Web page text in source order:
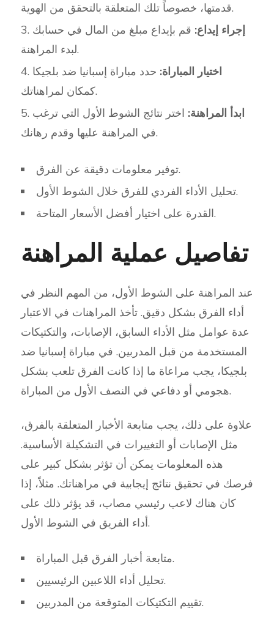
قدمتها، خصوصاً تلك المتعلقة بالتحقق من الهوية.
إجراء إيداع: قم بإيداع مبلغ من المال في حسابك
لبدء المراهنة.
اختيار المباراة: حدد مباراة إسبانيا ضد بلجيكا
كمكان لمراهناتك.
ابدأ المراهنة: اختر نتائج الشوط الأول التي ترغب
في المراهنة عليها وقدم رهانك.
توفير معلومات دقيقة عن الفرق.
تحليل الأداء الفردي للفرق خلال الشوط الأول.
القدرة على اختيار أفضل الأسعار المتاحة.
تفاصيل عملية المراهنة
عند المراهنة على الشوط الأول، من المهم النظر في
أداء الفرق بشكل دقيق. تأخذ المراهنات في الاعتبار
عدة عوامل مثل الأداء السابق، الإصابات، والتكتيكات
المستخدمة من قبل المدربين. في مباراة إسبانيا ضد
بلجيكا، يجب مراعاة ما إذا كانت الفرق تلعب بشكل
هجومي أو دفاعي في النصف الأول من المباراة.
علاوة على ذلك، يجب متابعة الأخبار المتعلقة بالفرق،
مثل الإصابات أو التغييرات في التشكيلة الأساسية.
هذه المعلومات يمكن أن تؤثر بشكل كبير على
فرصك في تحقيق نتائج إيجابية في مراهناتك. مثلاً، إذا
كان هناك لاعب رئيسي مصاب، قد يؤثر ذلك على
أداء الفريق في الشوط الأول.
متابعة أخبار الفرق قبل المباراة.
تحليل أداء اللاعبين الرئيسيين.
تقييم التكتيكات المتوقعة من المدربين.